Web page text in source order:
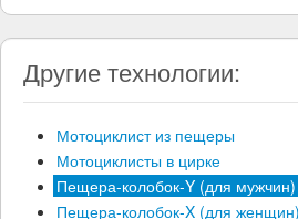
Другие технологии:
Мотоциклист из пещеры
Мотоциклисты в цирке
Пещера-колобок-Y (для мужчин)
Пещера-колобок-X (для женщин)